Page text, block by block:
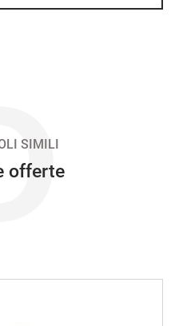
SIMILI
offerte